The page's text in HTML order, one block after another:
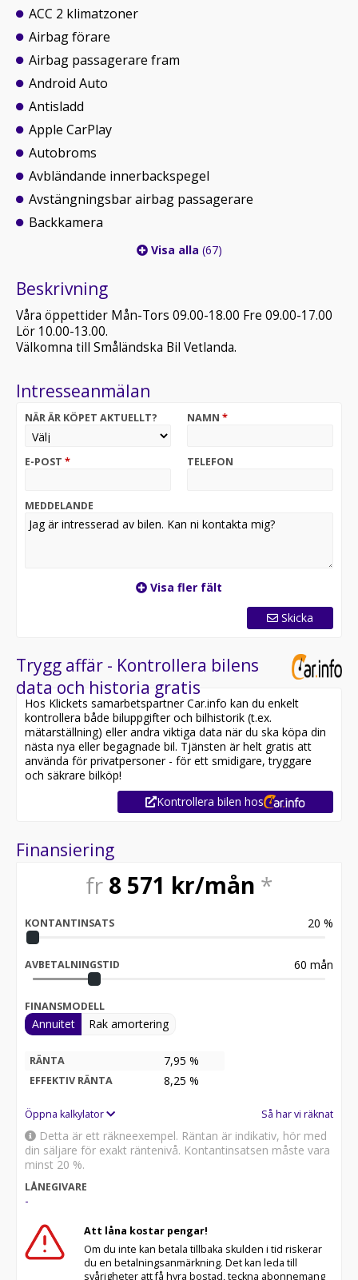
ACC 2 klimatzoner
Airbag förare
Airbag passagerare fram
Android Auto
Antisladd
Apple CarPlay
Autobroms
Avbländande innerbackspegel
Avstängningsbar airbag passagerare
Backkamera
Visa alla (67)
Beskrivning
Våra öppettider Mån-Tors 09.00-18.00 Fre 09.00-17.00
Lör 10.00-13.00.
Välkomna till Småländska Bil Vetlanda.
Intresseanmälan
NÄR ÄR KÖPET AKTUELLT? NAMN *
E-POST * TELEFON
MEDDELANDE
Visa fler fält
Skicka
Trygg affär - Kontrollera bilens
data och historia gratis
Hos Klickets samarbetspartner Car.info kan du enkelt
kontrollera både biluppgifter och bilhistorik (t.ex.
mätarställning) eller andra viktiga data när du ska köpa din
nästa nya eller begagnade bil. Tjänsten är helt gratis att
använda för privatpersoner - för ett smidigare, tryggare
och säkrare bilköp!
Kontrollera bilen hos
Finansiering
fr 8 571 kr/mån *
KONTANTINSATS 20 %
AVBETALNINGSTID 60 mån
FINANSMODELL
Annuitet Rak amortering
RÄNTA 7,95 %
EFFEKTIV RÄNTA 8,25 %
Öppna kalkylator Så har vi räknat
Detta är ett räkneexempel. Räntan är indikativ, hör med
din säljare för exakt räntenivå. Kontantinsatsen måste vara
minst 20 %.
LÅNEGIVARE
-
Att låna kostar pengar!
Om du inte kan betala tillbaka skulden i tid riskerar
du en betalningsanmärkning. Det kan leda till
svårigheter att få hyra bostad, teckna abonnemang